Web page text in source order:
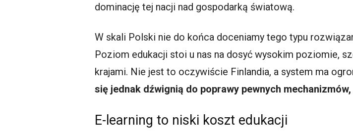
dominację tej nacji nad gospodarką światową.
W skali Polski nie do końca doceniamy tego typu
Poziom edukacji stoi u nas na dosyć wysokim poziomie,
krajami. Nie jest to oczywiście Finlandia, a system ma
się jednak dźwignią do poprawy pewnych
E-learning to niski koszt edukacji